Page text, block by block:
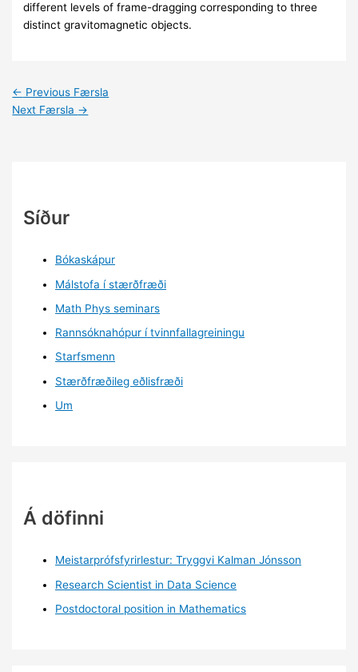
different levels of frame-dragging corresponding to three
distinct gravitomagnetic objects.
← Previous Færsla
Next Færsla →
Síður
Bókaskápur
Málstofa í stærðfræði
Math Phys seminars
Rannsóknahópur í tvinnfallagreiningu
Starfsmenn
Stærðfræðileg eðlisfræði
Um
Á döfinni
Meistarprófsfyrirlestur: Tryggvi Kalman Jónsson
Research Scientist in Data Science
Postdoctoral position in Mathematics